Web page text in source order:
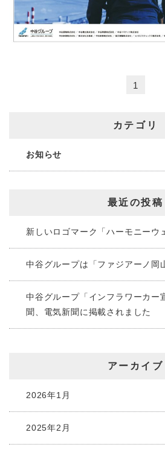
1
カテゴリ
お知らせ
最近の投稿
新しいロゴマーク「ハーモニーウ
中谷グループは「ファジアーノ岡
中谷グループ「インフラワーカ
聞、電気新聞に掲載されました
アーカイブ
2026年1月
2025年2月